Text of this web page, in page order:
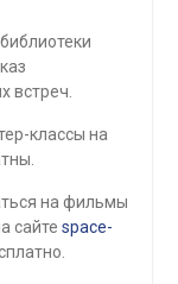
встреч.
классы на
на фильмы
сайте space-